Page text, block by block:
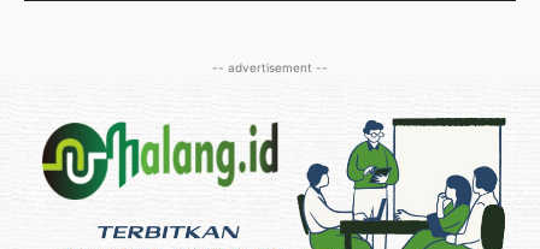
-- advertisement --